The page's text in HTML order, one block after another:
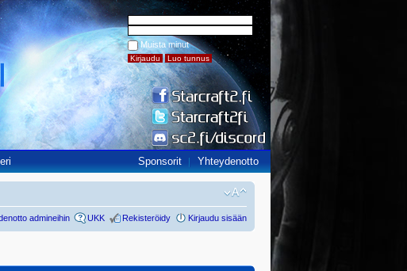
Muista minut
Sponsorit Yhteydenotto
admineihin UKK Rekisteröidy Kirjaudu sisään